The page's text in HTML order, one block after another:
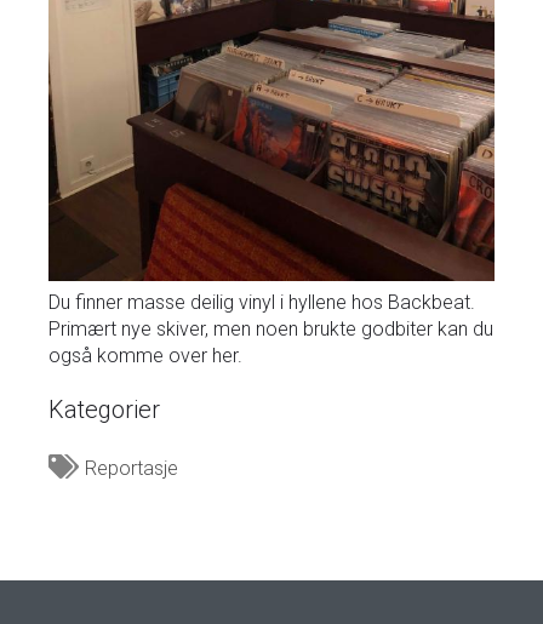
Du finner masse deilig vinyl i hyllene hos Backbeat.
Primært nye skiver, men noen brukte godbiter kan du
også komme over her.
Kategorier
Reportasje